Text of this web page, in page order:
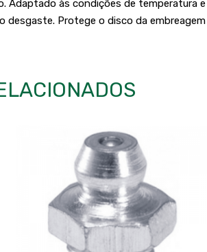
às condições de temperatura
Protege o disco da